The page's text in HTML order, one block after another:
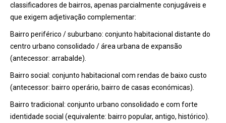
classificadores de bairros, apenas parcialmente conjugáveis e
que exigem adjetivação complementar:
Bairro periférico / suburbano: conjunto habitacional distante do
centro urbano consolidado / área urbana de expansão
(antecessor: arrabalde).
Bairro social: conjunto habitacional com rendas de baixo custo
(antecessor: bairro operário, bairro de casas económicas).
Bairro tradicional: conjunto urbano consolidado e com forte
identidade social (equivalente: bairro popular, antigo, histórico).